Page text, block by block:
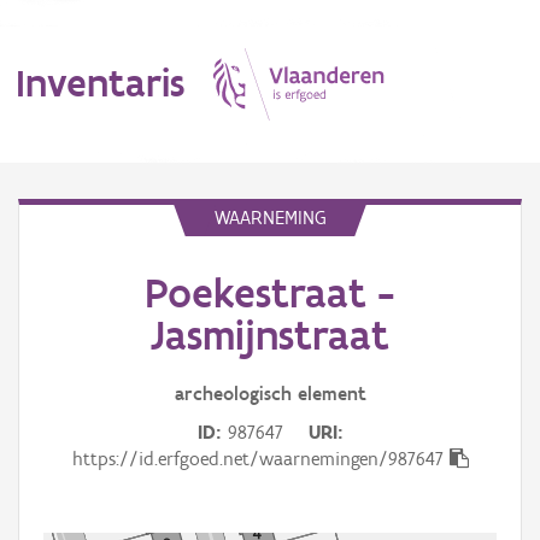
Inventaris
Aanduidingsobject
WAARNEMING
Poekestraat -
Jasmijnstraat
archeologisch element
ID 987647
URI
https://id.erfgoed.net/waarnemingen/987647